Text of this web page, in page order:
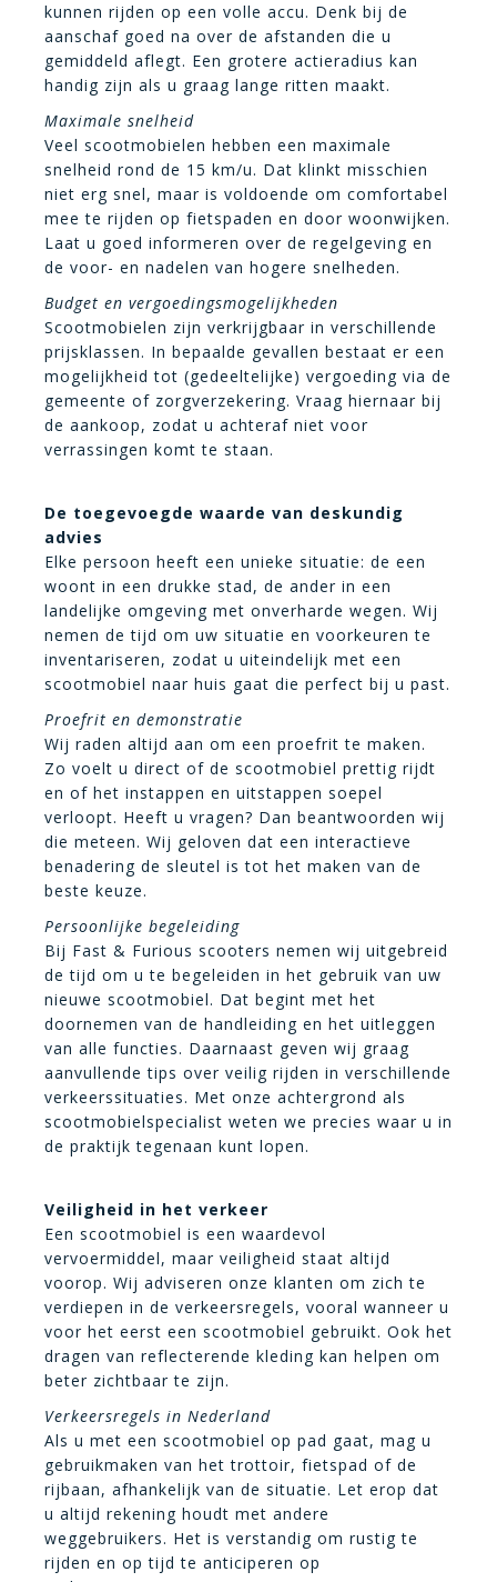
kunnen rijden op een volle accu. Denk bij de
aanschaf goed na over de afstanden die u
gemiddeld aflegt. Een grotere actieradius kan
handig zijn als u graag lange ritten maakt.
Maximale snelheid
Veel scootmobielen hebben een maximale
snelheid rond de 15 km/u. Dat klinkt misschien
niet erg snel, maar is voldoende om comfortabel
mee te rijden op fietspaden en door woonwijken.
Laat u goed informeren over de regelgeving en
de voor- en nadelen van hogere snelheden.
Budget en vergoedingsmogelijkheden
Scootmobielen zijn verkrijgbaar in verschillende
prijsklassen. In bepaalde gevallen bestaat er een
mogelijkheid tot (gedeeltelijke) vergoeding via de
gemeente of zorgverzekering. Vraag hiernaar bij
de aankoop, zodat u achteraf niet voor
verrassingen komt te staan.
De toegevoegde waarde van deskundig
advies
Elke persoon heeft een unieke situatie: de een
woont in een drukke stad, de ander in een
landelijke omgeving met onverharde wegen. Wij
nemen de tijd om uw situatie en voorkeuren te
inventariseren, zodat u uiteindelijk met een
scootmobiel naar huis gaat die perfect bij u past.
Proefrit en demonstratie
Wij raden altijd aan om een proefrit te maken.
Zo voelt u direct of de scootmobiel prettig rijdt
en of het instappen en uitstappen soepel
verloopt. Heeft u vragen? Dan beantwoorden wij
die meteen. Wij geloven dat een interactieve
benadering de sleutel is tot het maken van de
beste keuze.
Persoonlijke begeleiding
Bij Fast & Furious scooters nemen wij uitgebreid
de tijd om u te begeleiden in het gebruik van uw
nieuwe scootmobiel. Dat begint met het
doornemen van de handleiding en het uitleggen
van alle functies. Daarnaast geven wij graag
aanvullende tips over veilig rijden in verschillende
verkeerssituaties. Met onze achtergrond als
scootmobielspecialist weten we precies waar u in
de praktijk tegenaan kunt lopen.
Veiligheid in het verkeer
Een scootmobiel is een waardevol
vervoermiddel, maar veiligheid staat altijd
voorop. Wij adviseren onze klanten om zich te
verdiepen in de verkeersregels, vooral wanneer u
voor het eerst een scootmobiel gebruikt. Ook het
dragen van reflecterende kleding kan helpen om
beter zichtbaar te zijn.
Verkeersregels in Nederland
Als u met een scootmobiel op pad gaat, mag u
gebruikmaken van het trottoir, fietspad of de
rijbaan, afhankelijk van de situatie. Let erop dat
u altijd rekening houdt met andere
weggebruikers. Het is verstandig om rustig te
rijden en op tijd te anticiperen op